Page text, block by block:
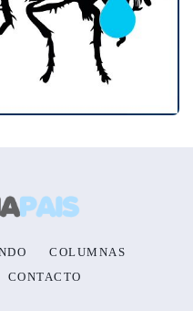
COLUMNAS
CONTACTO